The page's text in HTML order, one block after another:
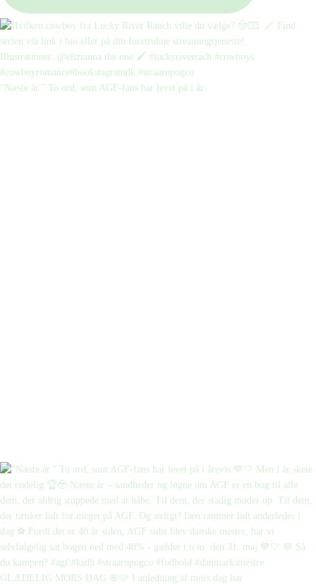
“Næste år.” To ord, som AGF-fans har levet på i år
GLÆDELIG MORS DAG 🌸🩷 I anledning af mors dag har